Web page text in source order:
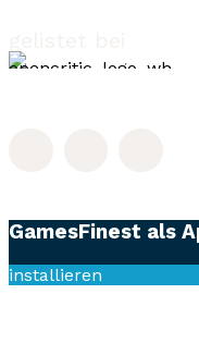
GamesFinest als
installieren